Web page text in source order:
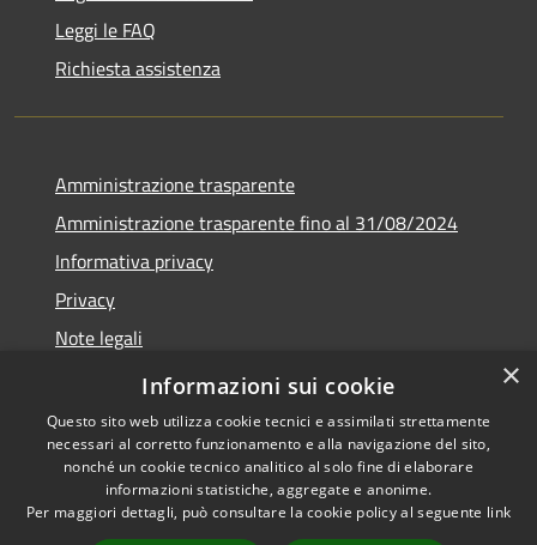
Leggi le FAQ
Richiesta assistenza
Amministrazione trasparente
Amministrazione trasparente fino al 31/08/2024
Informativa privacy
Privacy
Note legali
Dichiarazione di accessibilità
Accessibilità
Copyright © 2026 • Comune di
Orvieto • Powered by
×
Informazioni sui cookie
Questo sito web utilizza cookie tecnici e assimilati strettamente
necessari al corretto funzionamento e alla navigazione del sito,
nonché un cookie tecnico analitico al solo fine di elaborare
informazioni statistiche, aggregate e anonime.
Per maggiori dettagli, può consultare la cookie policy al seguente link